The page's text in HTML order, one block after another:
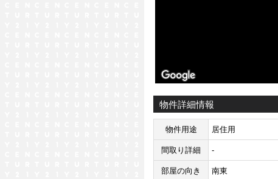
物件詳細情報
物件用途 居住用
間取り詳細 -
部屋の向き 南東